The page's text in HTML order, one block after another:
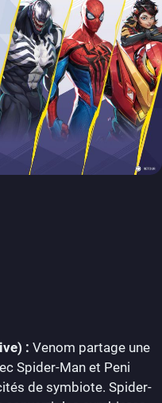
: Venom partage une
Spider-Man et Peni
de symbiote. Spider-